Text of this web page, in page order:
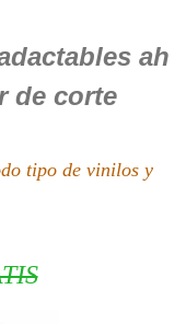
ah
de corte
tipo de vinilos y